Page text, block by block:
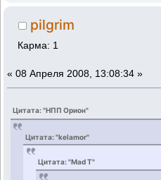
pilgrim
Карма: 1
« 08 Апреля 2008, 13:08:34 »
Цитата: "НПП Орион"
Цитата: "kelamor"
Цитата: "Mad T"